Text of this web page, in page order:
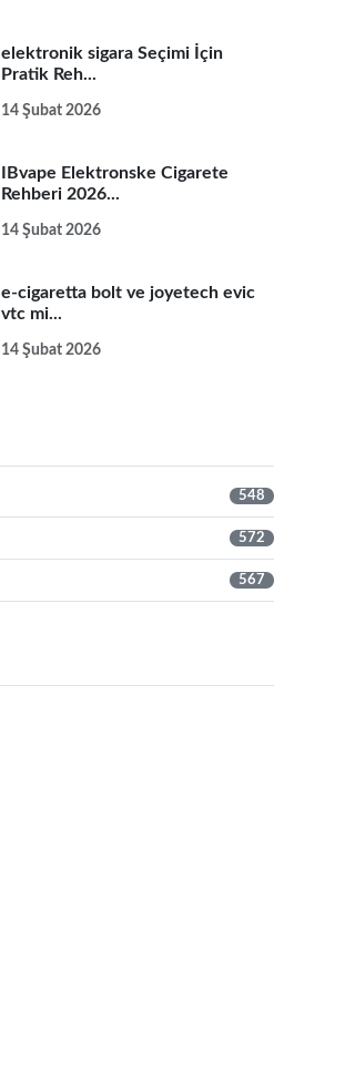
elektronik sigara Seçimi İçin
Pratik Reh...
14 Şubat 2026
IBvape Elektronske Cigarete
Rehberi 2026...
14 Şubat 2026
e-cigaretta bolt ve joyetech evic
vtc mi...
14 Şubat 2026
548
572
567